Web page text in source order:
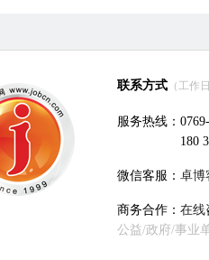
联系方式 （工作
服务热线：
180
微信客服： 卓博
商务合作： 在线
公益/政府/事业